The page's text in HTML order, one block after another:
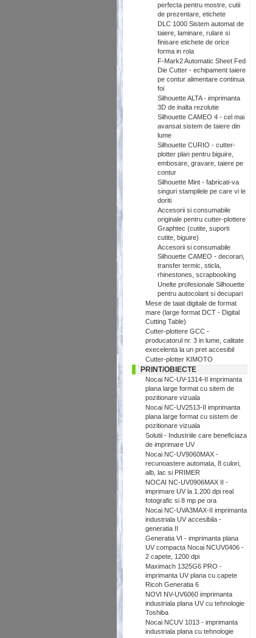
perfecta pentru mostre, cutii
de prezentare, etichete
DLC 1000 Sistem automat de
taiere, laminare, rulare si
finisare etichete de orice
forma in rola
F-Mark2 Automatic Sheet Fed
Die Cutter - echipament taiere
pe contur alimentare continua
foi
Silhouette ALTA - imprimanta
3D de inalta rezolutie
Silhouette CAMEO 4 - cel mai
avansat sistem de taiere din
lume
Silhouette CURIO - cutter-
plotter plan pentru biguire,
embosare, gravare, taiere pe
contur
Silhouette Mint - fabricati-va
singuri stampilele pe care vi le
doriti
Accesorii si consumabile
originale pentru cutter-plottere
Graphtec (cutite, suporti
cutite, biguire)
Accesorii si consumabile
Silhouette CAMEO - decorari,
transfer termic, sticla,
rhinestones, scrapbooking
Unelte profesionale Silhouette
pentru autocolant si decupari
Mese de taiat digitale de format
mare (large format DCT - Digital
Cutting Table)
Cutter-plottere GCC -
producatorul nr. 3 in lume, calitate
execelenta la un pret accesibil
Cutter-plotter KIMOTO
PRINT/OBIECTE
Nocai NC-UV-1314-II imprimanta
plana large format cu sitem de
pozitionare vizuala
Nocai NC-UV2513-II imprimanta
plana large format cu sistem de
pozitionare vizuala
Solutii - Industriile care beneficiaza
de imprimare UV
Nocai NC-UV9060MAX -
recunoastere automata, 8 culori,
alb, lac si PRIMER
NOCAI NC-UV0906MAX II -
imprimare UV la 1.200 dpi real
fotografic si 8 mp pe ora
Nocai NC-UVA3MAX-II imprimanta
industriala UV accesibila -
generatia II
Generatia VI - imprimanta plana
UV compacta Nocai NCUV0406 -
2 capete, 1200 dpi
Maximach 1325G6 PRO -
imprimanta UV plana cu capete
Ricoh Generatia 6
NOVI NV-UV6060 imprimanta
industriala plana UV cu tehnologie
Toshiba
Nocai NCUV 1013 - imprimanta
industriala plana cu tehnologie